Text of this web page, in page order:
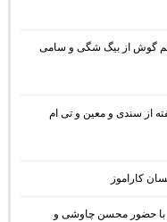
گوش از بیگ شگی و سامی
از سندی و معین و تی ام
کاراموز
5 از دی جی یاشار با حضور محسن چاوشی و